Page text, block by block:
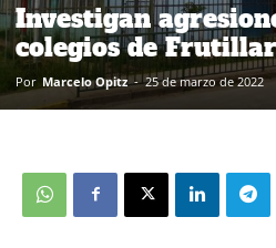
Investigan
colegios de
Por Marcelo Opitz - 25 de marzo de 2022